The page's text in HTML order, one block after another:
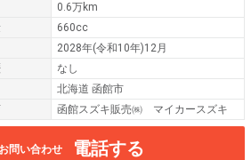
0.6万km
660cc
2028年(令和10年)12月
なし
北海道 函館市
函館スズキ販売㈱ マイカースズキ
お問い合わせ 電話する